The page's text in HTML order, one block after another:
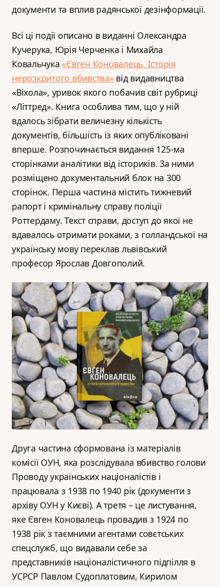
документи та вплив радянської дезінформації.
Всі ці події описано в виданні Олександра
Кучерука, Юрія Черченка і Михайла
Ковальчука«Євген Коновалець. Історія
нерозкритого вбивства» від видавництва
«Віхола», уривок якого побачив світ рубриці
«Літтред». Книга особлива тим, що у ній
вдалось зібрати величезну кількість
документів, більшість із яких опубліковані
вперше. Розпочинається видання 125-ма
сторінками аналітики від істориків. За ними
розміщено документальний блок на 300
сторінок. Перша частина містить тижневий
рапорт і кримінальну справу поліції
Роттердаму. Текст справи, доступ до якої не
вдавалось отримати роками, з голландської на
українську мову переклав львівський
професор Ярослав Довгополий.
Друга частина сформована із матеріалів
комісії ОУН, яка розслідувала вбивство голови
Проводу українських націоналістів і
працювала з 1938 по 1940 рік (документи з
архіву ОУН у Києві). А третя – це листування,
яке Євген Коновалець провадив з 1924 по
1938 рік з таємними агентами совєтських
спецслужб, що видавали себе за
представників націоналістичного підпілля в
УСРСР Павлом Судоплатовим, Кирилом